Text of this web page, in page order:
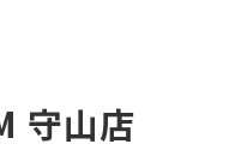
守山店